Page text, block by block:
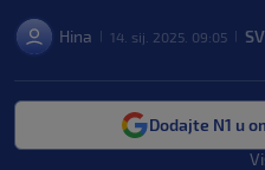
Hina 14. sij. 2025. 09:05
Dodajte N1 u